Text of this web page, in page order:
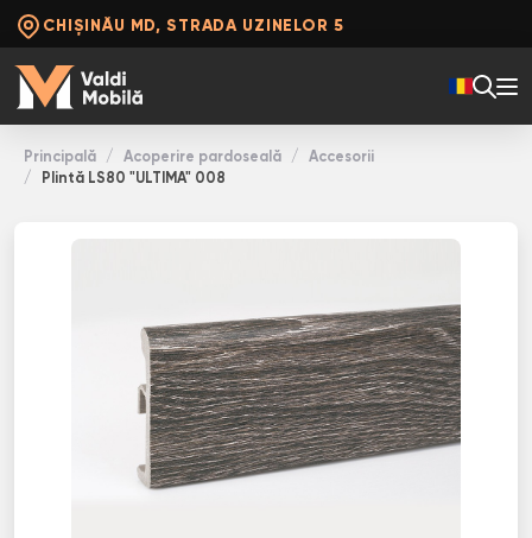
CHIȘINĂU MD, STRADA UZINELOR 5
Principală Acoperire pardoseală
Accesorii
Plintă LS80 "ULTIMA" 008